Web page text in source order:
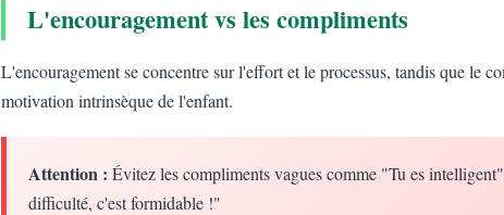
L'encouragement vs les compliments
L'encouragement se concentre sur l'effort et le processus, tandis que le
motivation intrinsèque de l'enfant.
Attention : Évitez les compliments vagues comme "Tu es
difficulté, c'est formidable !"